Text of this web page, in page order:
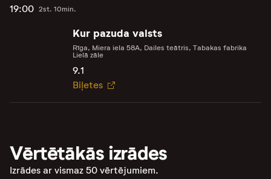
19:00 2st. 10min.
Kur pazuda valsts
Rīga, Miera iela 58A, Dailes teātris, Tabakas fabrika
Lielā zāle
9.1
Biļetes
Vērtētākās izrādes
Izrādes ar vismaz 50 vērtējumiem.